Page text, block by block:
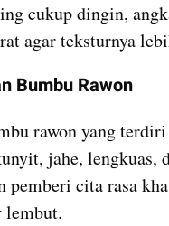
cukup dingin,
agar teksturnya
Bumbu Rawon
rawon yang
jahe, lengkuas,
pemberi cita rasa
lembut.